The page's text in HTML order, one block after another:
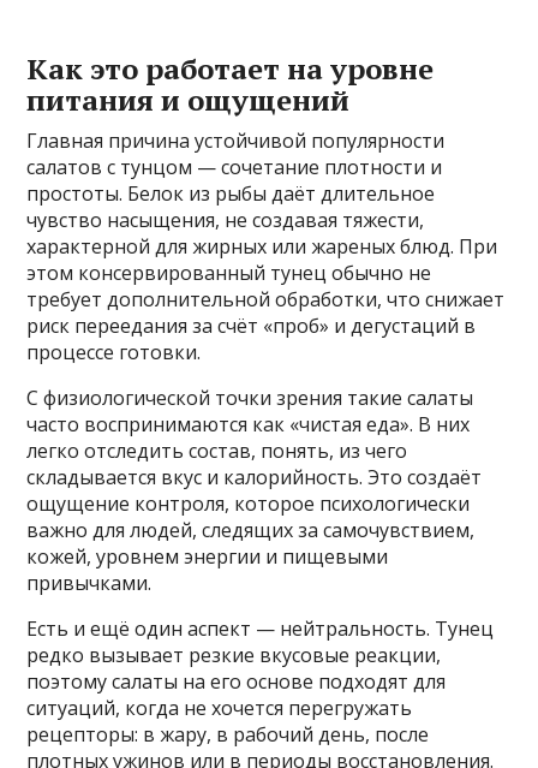
Как это работает на уровне
питания и ощущений
Главная причина устойчивой популярности
салатов с тунцом — сочетание плотности и
простоты. Белок из рыбы даёт длительное
чувство насыщения, не создавая тяжести,
характерной для жирных или жареных блюд. При
этом консервированный тунец обычно не
требует дополнительной обработки, что снижает
риск переедания за счёт «проб» и дегустаций в
процессе готовки.
С физиологической точки зрения такие салаты
часто воспринимаются как «чистая еда». В них
легко отследить состав, понять, из чего
складывается вкус и калорийность. Это создаёт
ощущение контроля, которое психологически
важно для людей, следящих за самочувствием,
кожей, уровнем энергии и пищевыми
привычками.
Есть и ещё один аспект — нейтральность. Тунец
редко вызывает резкие вкусовые реакции,
поэтому салаты на его основе подходят для
ситуаций, когда не хочется перегружать
рецепторы: в жару, в рабочий день, после
плотных ужинов или в периоды восстановления.